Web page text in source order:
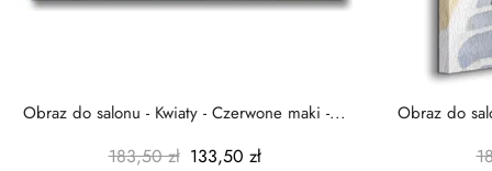
Obraz do salonu - Kwiaty - Czerwone maki -...
183,50 zł 133,50 zł
Obraz do